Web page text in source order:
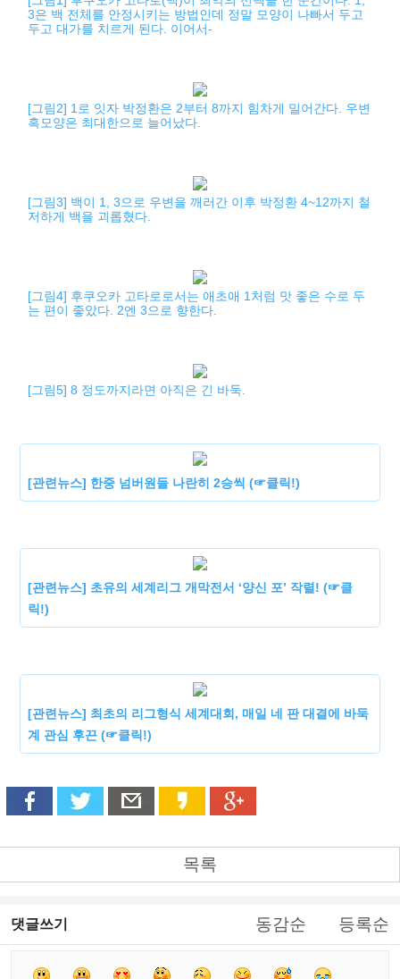
3은 백 전체를 안정시키는 방법인데 정말 모양이 나빠서 두고
두고 대가를 치르게 된다. 이어서-
[그림2] 1로 잇자 박정환은 2부터 8까지 힘차게 밀어간다. 우변
흑모양은 최대한으로 늘어났다.
[그림3] 백이 1, 3으로 우변을 깨러간 이후 박정환 4~12까지 철
저하게 백을 괴롭혔다.
[그림4] 후쿠오카 고타로로서는 애초애 1처럼 맛 좋은 수로 두
는 편이 좋았다. 2엔 3으로 향한다.
[그림5] 8 정도까지라면 아직은 긴 바둑.
[관련뉴스] 한중 넘버원들 나란히 2승씩 (☞클릭!)
[관련뉴스] 초유의 세계리그 개막전서 ‘양신 포’ 작렬! (☞클
릭!)
[관련뉴스] 최초의 리그형식 세계대회, 매일 네 판 대결에 바둑
계 관심 후끈 (☞클릭!)
목록
댓글쓰기 동감순 등록순